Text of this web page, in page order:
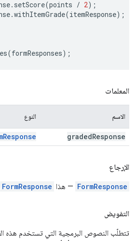
. setScore(points / 2);
.withItemGrade(itemResponse);
(formResponses);
المعلمات
الاسم النوع
gradedResponse
Response
الإرجاع
FormResponse — هذا FormResponse
التفويض
تتطلّب النصوص البرمجية التي تستخدم هذه